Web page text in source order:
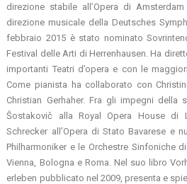
direzione stabile all’Opera di
direzione musicale della Deutsches
febbraio 2015 è stato nominato
Festival delle Arti di Herrenhausen. Ha
importanti Teatri d’opera e con le
Come pianista ha collaborato con
Christian Gerhaher. Fra gli impegni della
Šostakovič alla Royal Opera House di
Schrecker all’Opera di Stato Bavarese e
Philharmoniker e le Orchestre Sinfoniche
Vienna, Bologna e Roma. Nel suo libro
erleben pubblicato nel 2009, presenta e